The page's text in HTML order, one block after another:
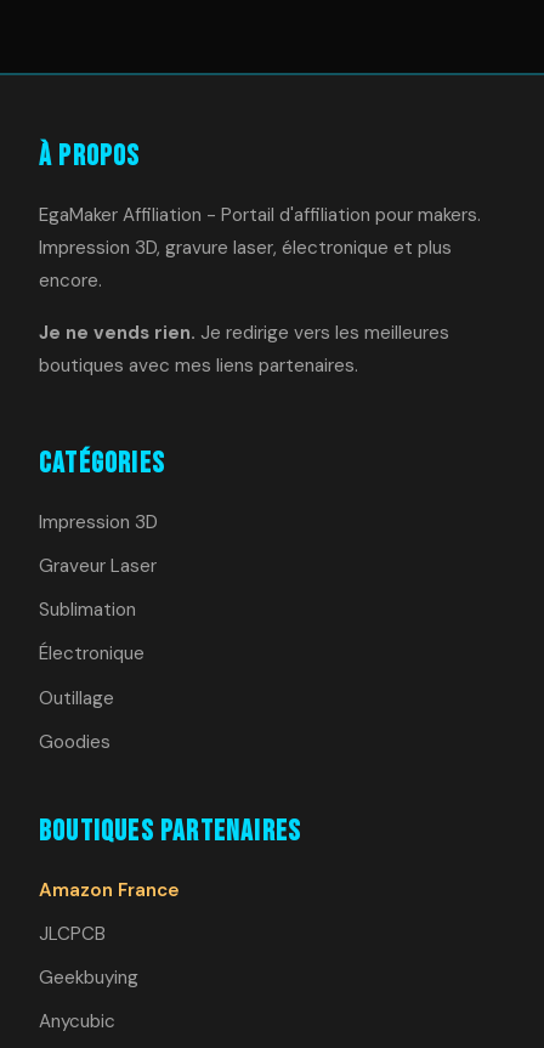
À Propos
EgaMaker Affiliation - Portail d'affiliation pour makers.
Impression 3D, gravure laser, électronique et plus
encore.
Je ne vends rien. Je redirige vers les meilleures
boutiques avec mes liens partenaires.
Catégories
Impression 3D
Graveur Laser
Sublimation
Électronique
Outillage
Goodies
Boutiques Partenaires
Amazon France
JLCPCB
Geekbuying
Anycubic